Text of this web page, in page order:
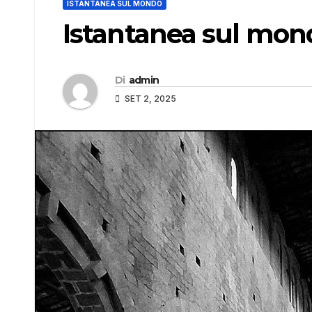
ISTANTANEA SUL MONDO
Istantanea sul
Di admin
SET 2, 2025